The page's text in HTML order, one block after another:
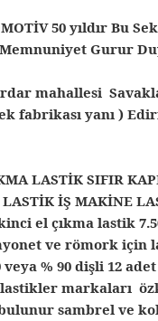
50 yıldır Bu
Memnuniyet Gurur
mahallesi
fabrikası yanı )
LASTİK SIFIR
İŞ MAKİNE
el çıkma lastik
ve römork için
% 90 dişli 12
markaları
sambrel ve